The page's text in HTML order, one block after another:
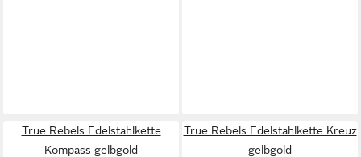
True Rebels Edelstahlkette
Kompass gelbgold
True Rebels Edelstahlkette Kreuz
gelbgold